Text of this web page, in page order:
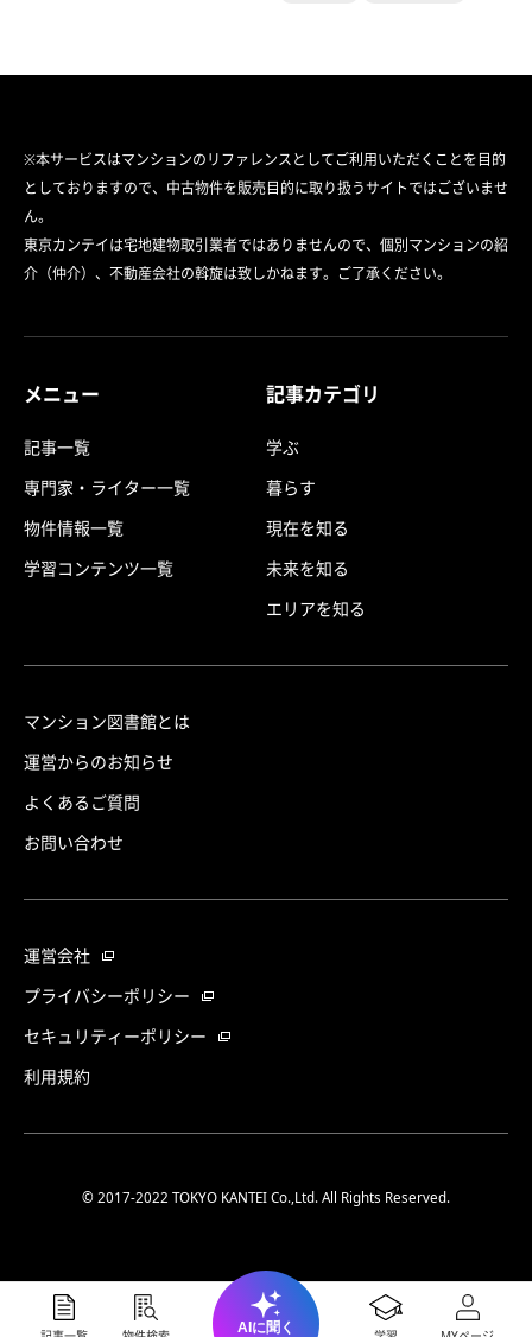
AIに聞く
※本サービスはマンションのリファレンスとしてご利用いただくことを目的
としておりますので、中古物件を販売目的に取り扱うサイトではございませ
ん。
東京カンテイは宅地建物取引業者ではありませんので、個別マンションの紹
介（仲介）、不動産会社の斡旋は致しかねます。ご了承ください。
メニュー
記事一覧
専門家・ライター一覧
物件情報一覧
学習コンテンツ一覧
記事カテゴリ
学ぶ
暮らす
現在を知る
未来を知る
エリアを知る
マンション図書館とは
運営からのお知らせ
よくあるご質問
お問い合わせ
運営会社
プライバシーポリシー
セキュリティーポリシー
利用規約
© 2017-2022 TOKYO KANTEI Co.,Ltd. All Rights Reserved.